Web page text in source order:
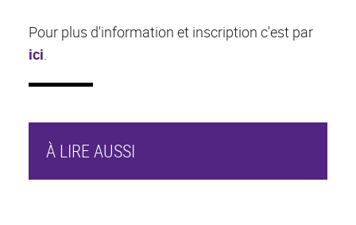
Pour plus d'information et inscription c'est par
ici.
À LIRE AUSSI